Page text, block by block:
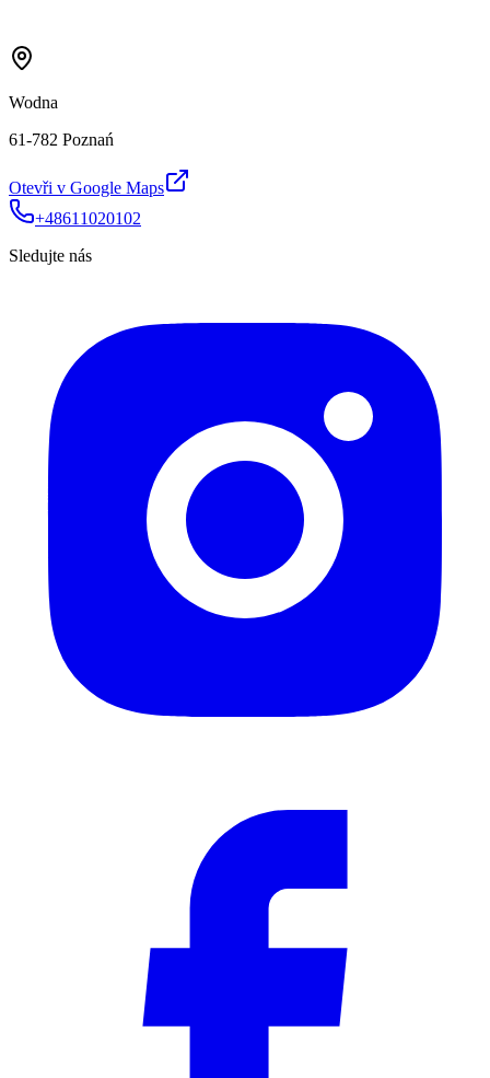
Wodna
61-782 Poznań
Otevři v Google Maps
+48611020102
Sledujte nás